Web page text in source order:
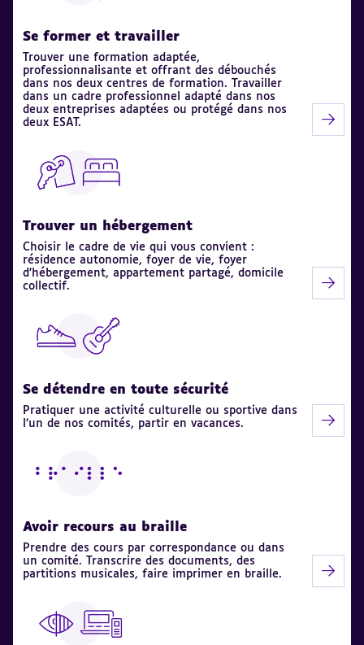
Se former et travailler
Trouver une formation adaptée,
professionnalisante et offrant des débouchés
dans nos deux centres de formation. Travailler
dans un cadre professionnel adapté dans nos
deux entreprises adaptées ou protégé dans nos
deux ESAT.
Trouver un hébergement
Choisir le cadre de vie qui vous convient :
résidence autonomie, foyer de vie, foyer
d’hébergement, appartement partagé, domicile
collectif.
Se détendre en toute sécurité
Pratiquer une activité culturelle ou sportive dans
l’un de nos comités, partir en vacances.
Avoir recours au braille
Prendre des cours par correspondance ou dans
un comité. Transcrire des documents, des
partitions musicales, faire imprimer en braille.